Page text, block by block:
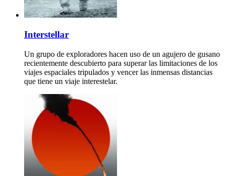
Interstellar
Un grupo de exploradores hacen uso de un agujero de gusano
recientemente descubierto para superar las limitaciones de los
viajes espaciales tripulados y vencer las inmensas distancias
que tiene un viaje interestelar.